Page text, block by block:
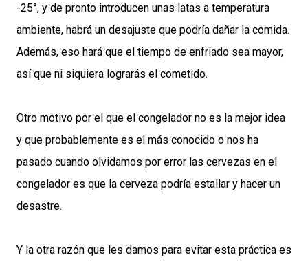
-25°, y de pronto introducen unas latas a temperatura
ambiente, habrá un desajuste que podría dañar la comida.
Además, eso hará que el tiempo de enfriado sea mayor,
así que ni siquiera lograrás el cometido.
Otro motivo por el que el congelador no es la mejor idea
y que probablemente es el más conocido o nos ha
pasado cuando olvidamos por error las cervezas en el
congelador es que la cerveza podría estallar y hacer un
desastre.
Y la otra razón que les damos para evitar esta práctica es